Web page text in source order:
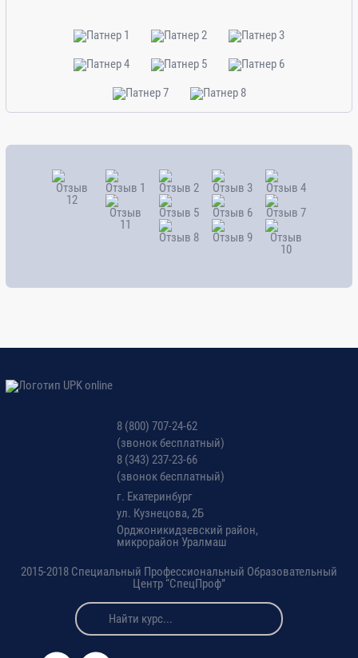
8 (800) 707-24-62
(звонок бесплатный)
8 (343) 237-23-66
(звонок бесплатный)
г. Екатеринбург
ул. Кузнецова, 2Б
Орджоникидзевский район,
микрорайон Уралмаш
2015-2018 Специальный Профессиональный Образовательный
Центр “СпецПроф”